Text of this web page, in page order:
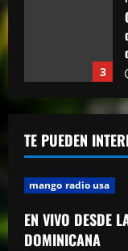
4
5
TE PUEDEN
mango radio usa
EN VIVO DESDE
DOMINICANA